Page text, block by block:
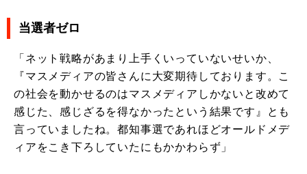
当選者ゼロ
「ネット戦略があまり上手くいっていないせいか、
『マスメディアの皆さんに大変期待しております。こ
の社会を動かせるのはマスメディアしかないと改めて
感じた、感じざるを得なかったという結果です』とも
言っていましたね。都知事選であれほどオールドメデ
ィアをこき下ろしていたにもかかわらず」